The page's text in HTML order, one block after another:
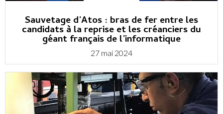
Sauvetage d’Atos : bras de fer entre les
candidats à la reprise et les créanciers du
géant français de l’informatique
27 mai 2024